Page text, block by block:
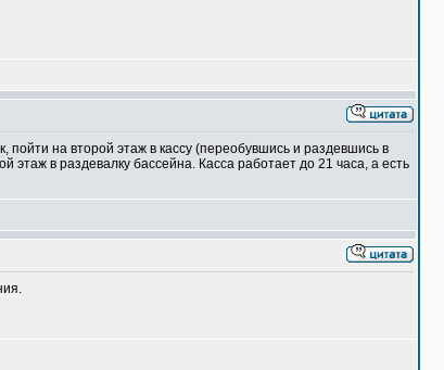
пойти на второй этаж в кассу (переобувшись и раздевшись в
этаж в раздевалку бассейна. Касса работает до 21 часа, а есть